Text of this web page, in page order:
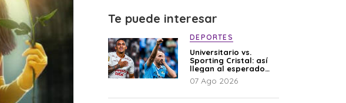
Te puede interesar
DEPORTES
Universitario vs.
Sporting Cristal: así
llegan al esperado
duelo
07 Ago 2026